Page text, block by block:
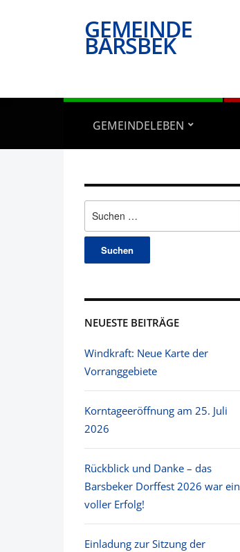
GEMEINDE
BARSBEK
GEMEINDELEBEN
nach:
NEUESTE BEITRÄGE
Windkraft: Neue Karte der
Vorranggebiete
Korntageeröffnung am 25. Juli
2026
Rückblick und Danke – das
Barsbeker Dorffest 2026 war ein
voller Erfolg!
Einladung zur Sitzung der